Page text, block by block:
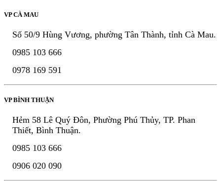
VP CÀ MAU
Số 50/9 Hùng Vương, phường Tân Thành, tỉnh Cà Mau.
0985 103 666
0978 169 591
VP BÌNH THUẬN
Hẻm 58 Lê Quý Đôn, Phường Phú Thủy, TP. Phan
Thiết, Bình Thuận.
0985 103 666
0906 020 090